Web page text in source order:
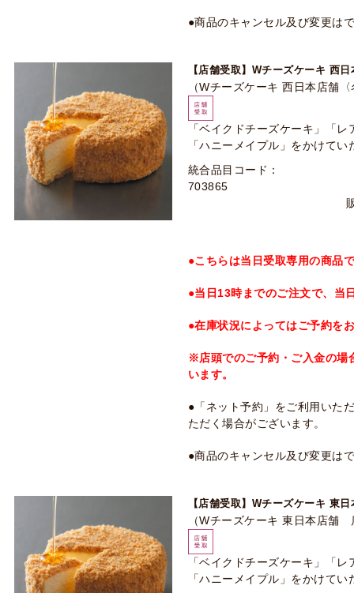
●商品のキャンセル及び変更は
【店舗受取】Wチーズケーキ 西
（Wチーズケーキ 西日本店舗
「ベイクドチーズケーキ」「
「ハニーメイプル」をかけて
統合品目コード：
703865
●こちらは当日受取専用の商品
●当日13時までのご注文で、当
●在庫状況によってはご予約を
※店頭でのご予約・ご入金の場
います。
●「ネット予約」をご利用いた
ただく場合がございます。
●商品のキャンセル及び変更は
【店舗受取】Wチーズケーキ 東
（Wチーズケーキ 東日本店舗
「ベイクドチーズケーキ」「
「ハニーメイプル」をかけて